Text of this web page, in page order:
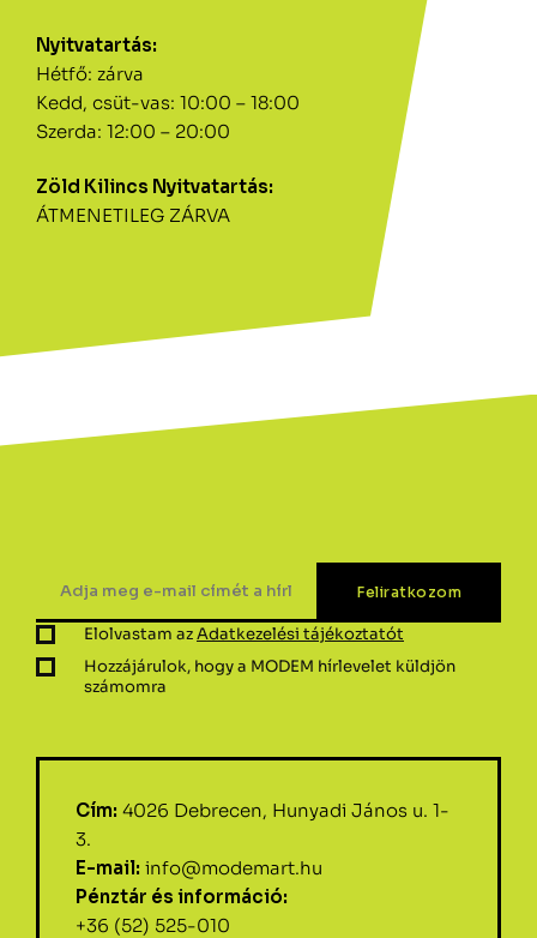
Nyitvatartás:
Hétfő: zárva
Kedd, csüt-vas: 10:00 – 18:00
Szerda: 12:00 – 20:00
Zöld Kilincs Nyitvatartás:
ÁTMENETILEG ZÁRVA
Elolvastam azAdatkezelési tájékoztatót
Hozzájárulok, hogy a MODEM hírlevelet küldjön
számomra
Cím: 4026 Debrecen, Hunyadi János u. 1-
3.
E-mail: info@modemart.hu
Pénztár és információ:
+36 (52) 525-010